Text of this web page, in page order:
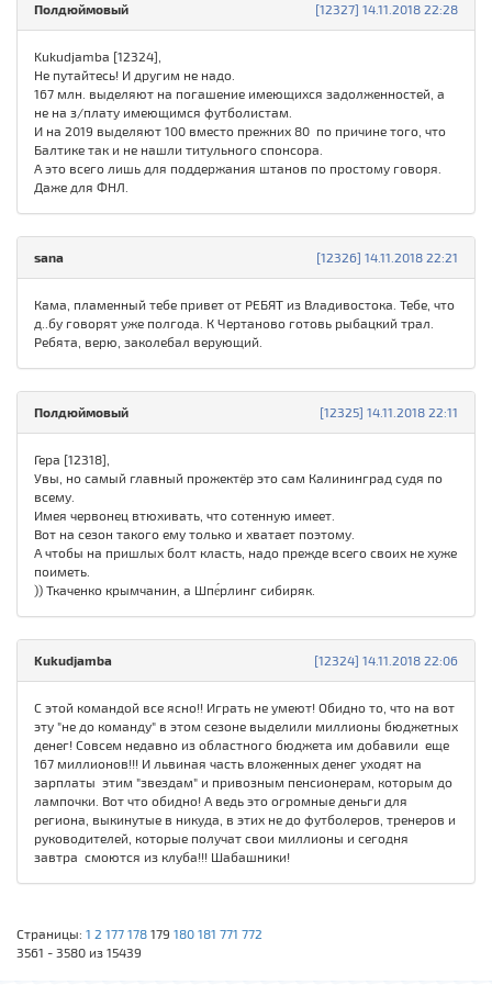
[12327] 14.11.2018 22:28
Полдюймовый
Kukudjamba [12324],
Не путайтесь! И другим не надо.
167 млн. выделяют на погашение имеющихся задолженностей, а
не на з/плату имеющимся футболистам.
И на 2019 выделяют 100 вместо прежних 80 по причине того, что
Балтике так и не нашли титульного спонсора.
А это всего лишь для поддержания штанов по простому говоря.
Даже для ФНЛ.
[12326] 14.11.2018 22:21
sana
Кама, пламенный тебе привет от РЕБЯТ из Владивостока. Тебе, что
д..бу говорят уже полгода. К Чертаново готовь рыбацкий трал.
Ребята, верю, заколебал верующий.
[12325] 14.11.2018 22:11
Полдюймовый
Гера [12318],
Увы, но самый главный прожектёр это сам Калининград судя по
всему.
Имея червонец втюхивать, что сотенную имеет.
Вот на сезон такого ему только и хватает поэтому.
А чтобы на пришлых болт класть, надо прежде всего своих не хуже
поиметь.
)) Ткаченко крымчанин, а Шпе́рлинг сибиряк.
[12324] 14.11.2018 22:06
Kukudjamba
С этой командой все ясно!! Играть не умеют! Обидно то, что на вот
эту "не до команду" в этом сезоне выделили миллионы бюджетных
денег! Совсем недавно из областного бюджета им добавили еще
167 миллионов!!! И львиная часть вложенных денег уходят на
зарплаты этим "звездам" и привозным пенсионерам, которым до
лампочки. Вот что обидно! А ведь это огромные деньги для
региона, выкинутые в никуда, в этих не до футболеров, тренеров и
руководителей, которые получат свои миллионы и сегодня
завтра смоются из клуба!!! Шабашники!
Страницы: 1 2 177 178 179 180 181 771 772
3561 - 3580 из 15439